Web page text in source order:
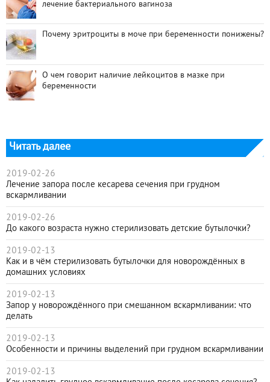
лечение бактериального вагиноза
Почему эритроциты в моче при беременности понижены?
О чем говорит наличие лейкоцитов в мазке при
беременности
Читать далее
2019-02-26
Лечение запора после кесарева сечения при грудном
вскармливании
2019-02-26
До какого возраста нужно стерилизовать детские бутылочки?
2019-02-13
Как и в чём стерилизовать бутылочки для новорождённых в
домашних условиях
2019-02-13
Запор у новорождённого при смешанном вскармливании: что
делать
2019-02-13
Особенности и причины выделений при грудном вскармливании
2019-02-13